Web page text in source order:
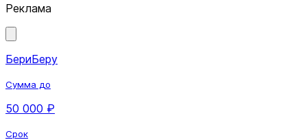
Реклама
БериБеру
Сумма до
50 000 ₽
Срок